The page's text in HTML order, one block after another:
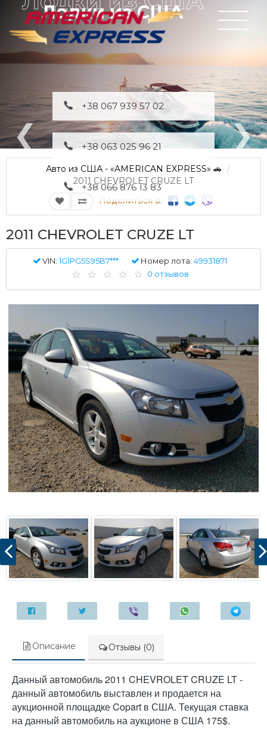
Лодки из США
+38 067 939 57 02
+38 063 025 96 21
+38 066 876 13 83
Авто из США - «AMERICAN EXPRESS» 🚗
2011 CHEVROLET CRUZE LT
Поделиться в:
2011 CHEVROLET CRUZE LT
VIN:1G1PG5S95B7*** Номер лота: 49931871
0 отзывов
Описание Отзывы (0)
Данный автомобиль 2011 CHEVROLET CRUZE LT -
данный автомобиль выставлен и продается на
аукционной площадке Copart в США. Текущая ставка
на данный автомобиль на аукционе в США 175$.